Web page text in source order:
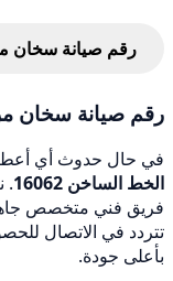
رقم صيانة سخان
رقم صيانة سخان
في حال حدوث أي
الخط الساخن 16062
.
فريق فني متخصص
تتردد في الاتصال
بأعلى جودة.